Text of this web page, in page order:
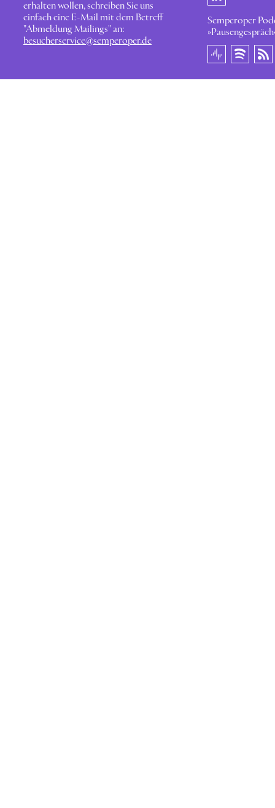
erhalten wollen, schreiben Sie uns
einfach eine E-Mail mit dem Betreff
"Abmeldung Mailings" an:
besucherservice@semperoper.de
Semperoper